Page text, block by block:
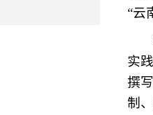
“云
实
撰
制